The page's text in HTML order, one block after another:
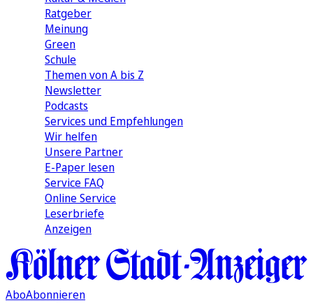
Ratgeber
Meinung
Green
Schule
Themen von A bis Z
Newsletter
Podcasts
Services und Empfehlungen
Wir helfen
Unsere Partner
E-Paper lesen
Service FAQ
Online Service
Leserbriefe
Anzeigen
AboAbonnieren